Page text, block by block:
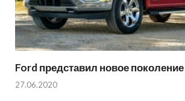
Ford представил новое
27.06.2020